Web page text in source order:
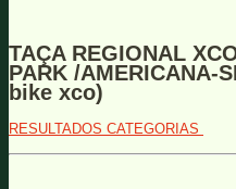
TAÇA REGIONAL
PARK /AMERICANA-
bike xco)
RESULTADOS CATEGORIAS